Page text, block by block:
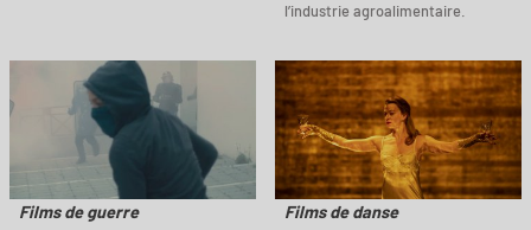
l’industrie agroalimentaire.
Films de guerre Films de danse